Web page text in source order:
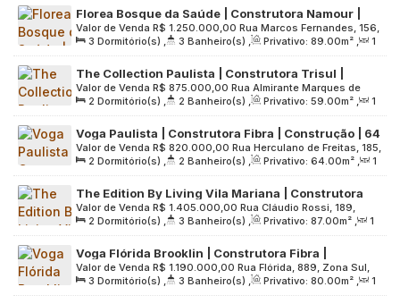
5499.00m²
Florea Bosque da Saúde | Construtora Namour |
Construção | 89 metros | 03 dormitórios | suíte |
varanda gourmet | 02 vagas
R$ 1.250.000,00
Valor de Venda
Rua Marcos Fernandes, 156,
Zona Sul, 04149-120, Jardim da Saúde, São Paulo, São
Paulo, Brasil
3 Dormitório(s) , 3 Banheiro(s) , Privativo: 89.00m² ,
1
Sala(s) , 1 Suíte(s) , 2 Vaga(s) , Útil: 89.00m² ,
Terreno:
2488 .00m²
The Collection Paulista | Construtora Trisul |
Pronto para morar | 59 metros | 02 dormitórios |
suíte | 01 vaga
R$ 875.000,00
Valor de Venda
Rua Almirante Marques de
Leão, 730, Zona Central, 01330-010, Bela Vista, São Paulo,
São Paulo, Brasil
2 Dormitório(s) , 2 Banheiro(s) , Privativo: 59.00m² ,
1
Sala(s) , 1 Suíte(s) , 1 Vaga(s) , Útil: 59.00m² ,
Terreno:
2539.00m²
Voga Paulista | Construtora Fibra | Construção | 64
metros | suíte | varanda | 01 vaga
R$ 820.000,00
Valor de Venda
Rua Herculano de Freitas, 185,
Zona Central, 01308-020, Bela Vista, São Paulo, São Paulo,
Brasil
2 Dormitório(s) , 2 Banheiro(s) , Privativo: 64.00m² ,
1
Sala(s) , 1 Suíte(s) , 1 Vaga(s) , Útil: 64.00m² ,
Terreno:
2304 .00m²
The Edition By Living Vila Mariana | Construtora
Living | 87 metros | 02 suítes | varanda gourmet |
01 vaga
R$ 1.405.000,00
Valor de Venda
Rua Cláudio Rossi, 189,
Zona Sul, 01547-000, Jardim da Glória, São Paulo, São
Paulo, Brasil
2 Dormitório(s) , 3 Banheiro(s) , Privativo: 87.00m² ,
1
Sala(s) , 2 Suíte(s) , 1 Vaga(s) , Útil: 87.00m² ,
Terreno:
3390.00m²
Voga Flórida Brooklin | Construtora Fibra |
Construção | 80 metros | 03 dormitórios | suíte |
varanda gourmet | 01 vaga
R$ 1.190.000,00
Valor de Venda
Rua Flórida, 889, Zona Sul,
04565-001, Cidade Monções, São Paulo, São Paulo, Brasil
3 Dormitório(s) , 3 Banheiro(s) , Privativo: 80.00m² ,
1
Sala(s) , 1 Suíte(s) , 1 Vaga(s) , Útil: 80.00m² ,
Terreno: